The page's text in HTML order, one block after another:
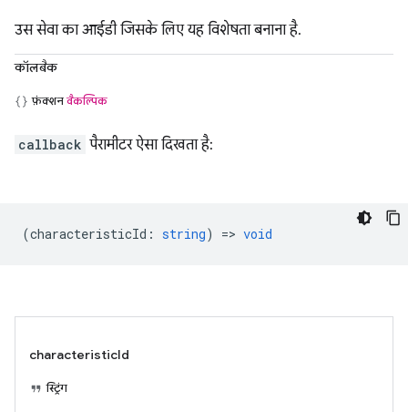
उस सेवा का आईडी जिसके लिए यह विशेषता बनाना है.
कॉलबैक
फ़ंक्शन वैकल्पिक
callback पैरामीटर ऐसा दिखता है:
(characteristicId : string) => void
characteristicId
स्ट्रिंग